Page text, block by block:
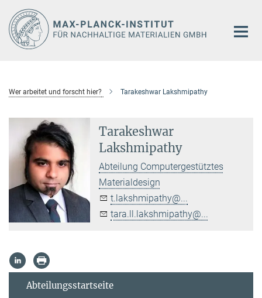
Hauptinhalt
Wer arbeitet und forscht hier? Tarakeshwar Lakshmipathy
Tarakeshwar
Lakshmipathy
Abteilung Computergestütztes
Materialdesign
t.lakshmipathy@...
tara.ll.lakshmipathy@...
Abteilungsstartseite